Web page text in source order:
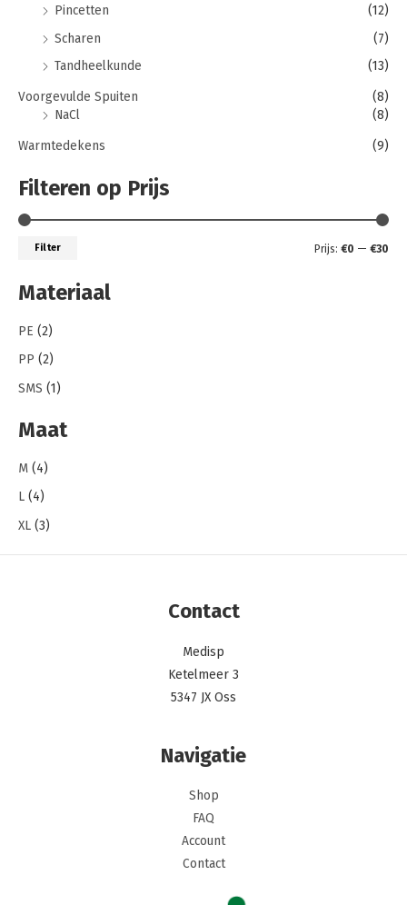
Pincetten
(12)
Scharen
(7)
Tandheelkunde
(13)
Voorgevulde Spuiten
(8)
NaCl
(8)
Warmtedekens (9)
Filteren op Prijs
Filter Prijs: €0 — €30
Materiaal
PE (2)
PP (2)
SMS (1)
Maat
M (4)
L (4)
XL (3)
Contact
Medisp
Ketelmeer 3
5347 JX Oss
Navigatie
Shop
FAQ
Account
Contact